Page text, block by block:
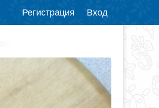
Регистрация Вход